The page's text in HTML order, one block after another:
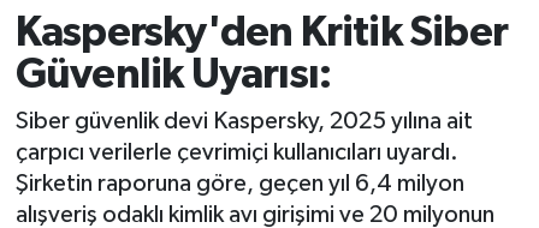
Kaspersky'den Kritik Siber
Güvenlik Uyarısı:
Siber güvenlik devi Kaspersky, 2025 yılına ait
çarpıcı verilerle çevrimiçi kullanıcıları uyardı.
Şirketin raporuna göre, geçen yıl 6,4 milyon
alışveriş odaklı kimlik avı girişimi ve 20 milyonun
Süper Lig Puan Durumu ve Fikstür
Tüm Manşetler
Son Dakika Haberleri
Haber Arşivi